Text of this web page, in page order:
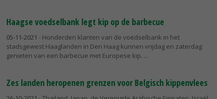
Haagse voedselbank legt kip op de barbecue
05-11-2021 - Honderden klanten van de voedselbank in het
stadsgewest Haaglanden in Den Haag kunnen vrijdag en zaterdag
genieten van een barbecue met Europese kip.
Zes landen heropenen grenzen voor Belgisch kippenvlees